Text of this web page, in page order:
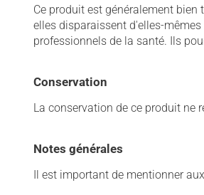
Ce produit est généralement
elles disparaissent d'elles-
professionnels de la santé. Ils
Conservation
La conservation de ce produit ne
Notes générales
Il est important de mentionner